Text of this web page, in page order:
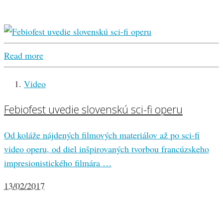
Read more
Video
Febiofest uvedie slovenskú sci-fi operu
Od koláže nájdených filmových materiálov až po sci-fi
video operu, od diel inšpirovaných tvorbou francúzskeho
impresionistického filmára …
13/02/2017